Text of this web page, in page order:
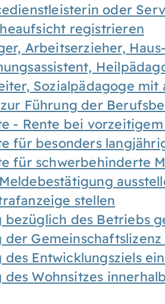
oder
registrieren
Arbeitserzieher,
Sozialpädagoge
Führung der
- Rente bei
für besonders
für schwerbehinderte
stellen
bezüglich des Betriebs
der
des Entwicklungsziels
des Wohnsitzes